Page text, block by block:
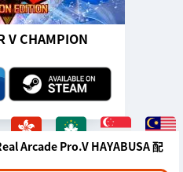
V CHAMPION
Arcade Pro.V HAYABUSA 配